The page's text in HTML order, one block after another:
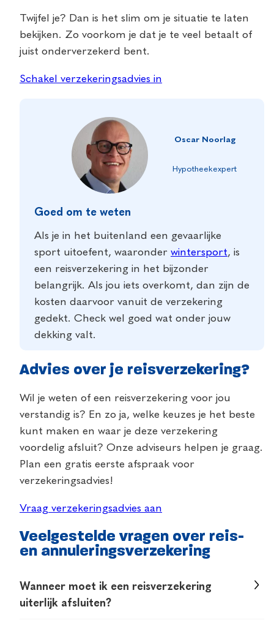
Twijfel je? Dan is het slim om je situatie te laten
bekijken. Zo voorkom je dat je te veel betaalt of
juist onderverzekerd bent.
Schakel verzekeringsadvies in
Oscar Noorlag
Hypotheekexpert
Goed om te weten
Als je in het buitenland een gevaarlijke
sport uitoefent, waaronder wintersport, is
een reisverzekering in het bijzonder
belangrijk. Als jou iets overkomt, dan zijn de
kosten daarvoor vanuit de verzekering
gedekt. Check wel goed wat onder jouw
dekking valt.
Advies over je reisverzekering?
Wil je weten of een reisverzekering voor jou
verstandig is? En zo ja, welke keuzes je het beste
kunt maken en waar je deze verzekering
voordelig afsluit? Onze adviseurs helpen je graag.
Plan een gratis eerste afspraak voor
verzekeringsadvies!
Vraag verzekeringsadvies aan
Veelgestelde vragen over reis-
en annuleringsverzekering
Wanneer moet ik een reisverzekering
uiterlijk afsluiten?